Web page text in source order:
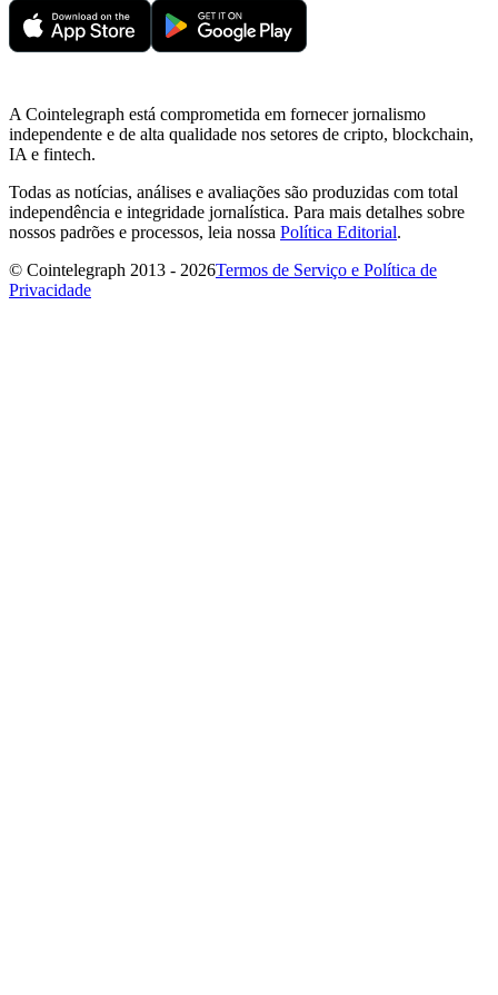
A Cointelegraph está comprometida em fornecer jornalismo
independente e de alta qualidade nos setores de cripto, blockchain,
IA e fintech.
Todas as notícias, análises e avaliações são produzidas com total
independência e integridade jornalística. Para mais detalhes sobre
nossos padrões e processos, leia nossa Política Editorial.
© Cointelegraph 2013 - 2026Termos de Serviço e Política de
Privacidade